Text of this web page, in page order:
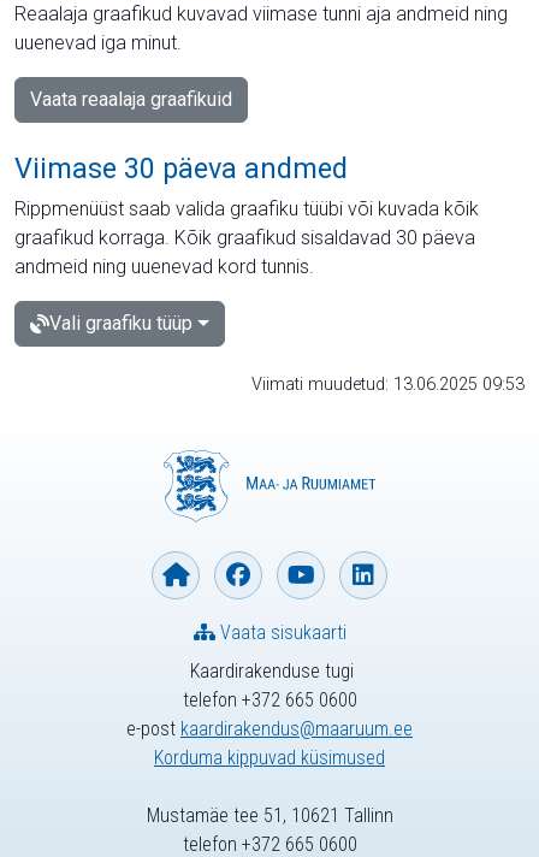
Reaalaja graafikud kuvavad viimase tunni aja andmeid ning
uuenevad iga minut.
Vaata reaalaja graafikuid
Viimase 30 päeva andmed
Rippmenüüst saab valida graafiku tüübi või kuvada kõik
graafikud korraga. Kõik graafikud sisaldavad 30 päeva
andmeid ning uuenevad kord tunnis.
Vali graafiku tüüp
Viimati muudetud: 13.06.2025 09:53
Kaardirakenduse tugi
telefon +372 665 0600
e-post kaardirakendus@maaruum.ee
Korduma kippuvad küsimused
Vaata sisukaarti
Mustamäe tee 51, 10621 Tallinn
telefon +372 665 0600